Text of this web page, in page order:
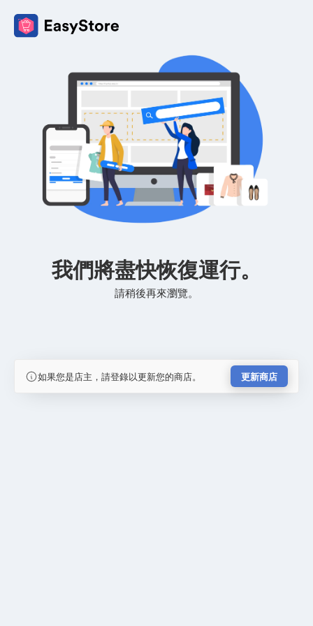
我們將盡快恢復運行。
請稍後再來瀏覽。
如果您是店主，請登錄以更新您的商店。 更新商店